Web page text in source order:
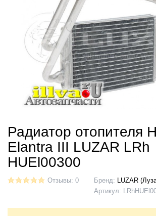
Радиатор отопителя
Elantra III LUZAR LRh
HUEl00300
Отзывы: 0 Бренд: LUZAR
Артикул: